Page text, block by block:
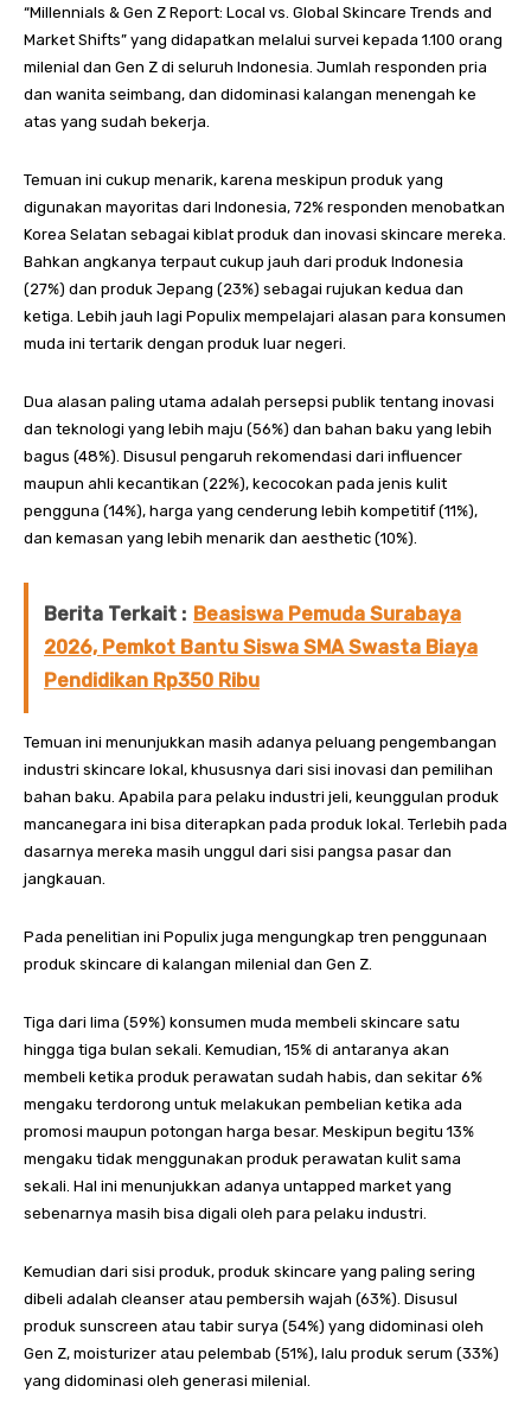
“Millennials & Gen Z Report: Local vs. Global Skincare Trends and
Market Shifts” yang didapatkan melalui survei kepada 1.100 orang
milenial dan Gen Z di seluruh Indonesia. Jumlah responden pria
dan wanita seimbang, dan didominasi kalangan menengah ke
atas yang sudah bekerja.
Temuan ini cukup menarik, karena meskipun produk yang
digunakan mayoritas dari Indonesia, 72% responden menobatkan
Korea Selatan sebagai kiblat produk dan inovasi skincare mereka.
Bahkan angkanya terpaut cukup jauh dari produk Indonesia
(27%) dan produk Jepang (23%) sebagai rujukan kedua dan
ketiga. Lebih jauh lagi Populix mempelajari alasan para konsumen
muda ini tertarik dengan produk luar negeri.
Dua alasan paling utama adalah persepsi publik tentang inovasi
dan teknologi yang lebih maju (56%) dan bahan baku yang lebih
bagus (48%). Disusul pengaruh rekomendasi dari influencer
maupun ahli kecantikan (22%), kecocokan pada jenis kulit
pengguna (14%), harga yang cenderung lebih kompetitif (11%),
dan kemasan yang lebih menarik dan aesthetic (10%).
Berita Terkait : Beasiswa Pemuda Surabaya
2026, Pemkot Bantu Siswa SMA Swasta Biaya
Pendidikan Rp350 Ribu
Temuan ini menunjukkan masih adanya peluang pengembangan
industri skincare lokal, khususnya dari sisi inovasi dan pemilihan
bahan baku. Apabila para pelaku industri jeli, keunggulan produk
mancanegara ini bisa diterapkan pada produk lokal. Terlebih pada
dasarnya mereka masih unggul dari sisi pangsa pasar dan
jangkauan.
Pada penelitian ini Populix juga mengungkap tren penggunaan
produk skincare di kalangan milenial dan Gen Z.
Tiga dari lima (59%) konsumen muda membeli skincare satu
hingga tiga bulan sekali. Kemudian, 15% di antaranya akan
membeli ketika produk perawatan sudah habis, dan sekitar 6%
mengaku terdorong untuk melakukan pembelian ketika ada
promosi maupun potongan harga besar. Meskipun begitu 13%
mengaku tidak menggunakan produk perawatan kulit sama
sekali. Hal ini menunjukkan adanya untapped market yang
sebenarnya masih bisa digali oleh para pelaku industri.
Kemudian dari sisi produk, produk skincare yang paling sering
dibeli adalah cleanser atau pembersih wajah (63%). Disusul
produk sunscreen atau tabir surya (54%) yang didominasi oleh
Gen Z, moisturizer atau pelembab (51%), lalu produk serum (33%)
yang didominasi oleh generasi milenial.